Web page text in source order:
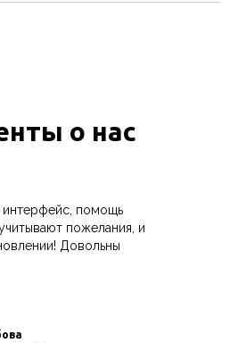
о нас
помощь
пожелания, и
Довольны